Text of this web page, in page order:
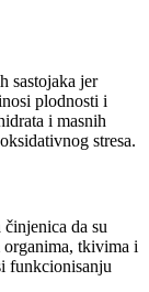
sastojaka jer
plodnosti i
i masnih
stresa.
da su
tkivima i
funkcionisanju